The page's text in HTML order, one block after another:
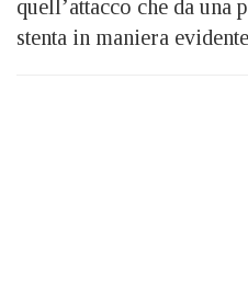
quell’attacco che da una
stenta in maniera